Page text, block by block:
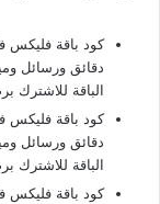
دقائق ورسائل
الباقة للاشترك برصيد صافي ب100
دقائق ورسائل
الباقة للاشترك برصيد صافي ب150